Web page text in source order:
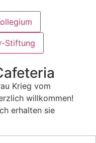
Stiftung
Krieg vom
willkommen!
erhalten sie